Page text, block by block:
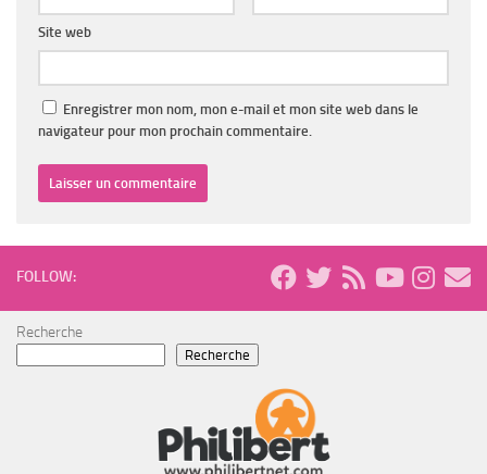
Site web
Enregistrer mon nom, mon e-mail et mon site web dans le
navigateur pour mon prochain commentaire.
FOLLOW:
Recherche
Recherche